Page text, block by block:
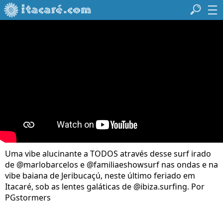
Uma vibe alucinante a TODOS através desse surf irado
de @marlobarcelos e @familiaeshowsurf nas ondas e na
vibe baiana de Jeribucaçú, neste último feriado em
Itacaré, sob as lentes galáticas de @ibiza.surfing. Por
PGstormers